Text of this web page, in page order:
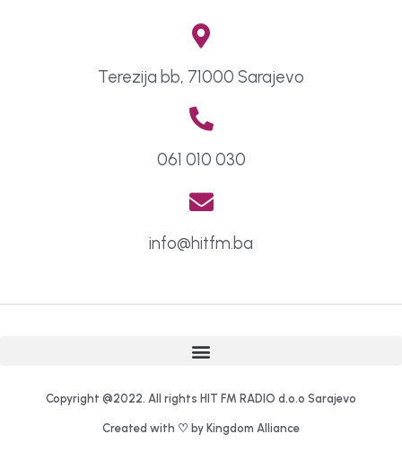
Terezija bb, 71000 Sarajevo
061 010 030
info@hitfm.ba
Copyright @2022. All rights HIT FM RADIO d.o.o Sarajevo
Created with ♡ by Kingdom Alliance